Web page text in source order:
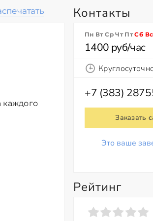
каждого
Контакты
Пн Вт Ср Чт ПтСб Вс
1400 руб/час
+7 (383)
Заказать
Это ваше
Рейтинг